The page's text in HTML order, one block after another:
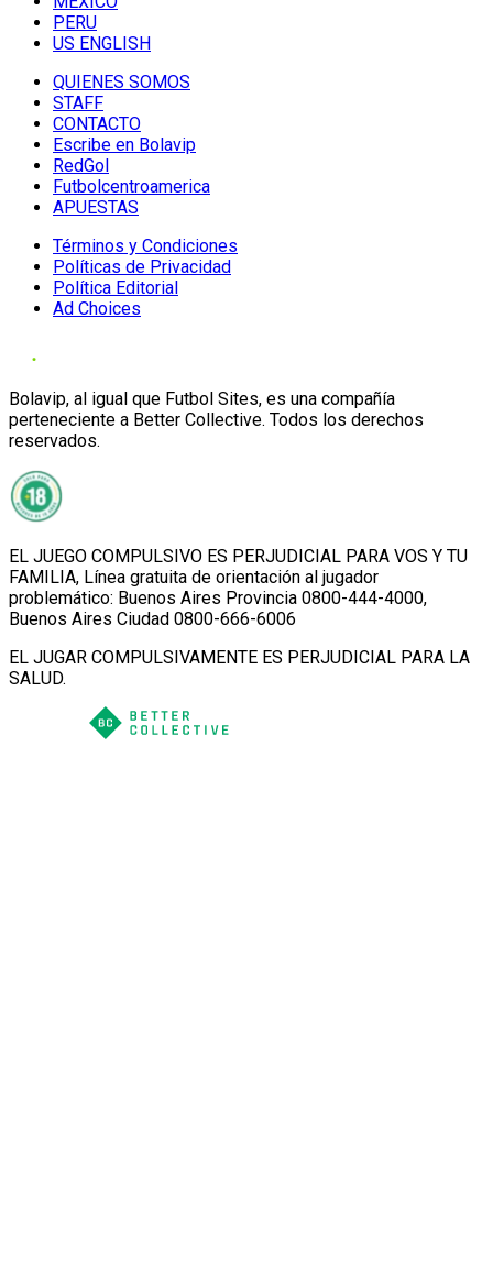
PERU
US ENGLISH
QUIENES SOMOS
STAFF
CONTACTO
Escribe en Bolavip
RedGol
Futbolcentroamerica
APUESTAS
Términos y Condiciones
Políticas de Privacidad
Política Editorial
Ad Choices
Bolavip, al igual que Futbol Sites, es una compañía
perteneciente a Better Collective. Todos los derechos
reservados.
EL JUEGO COMPULSIVO ES PERJUDICIAL PARA VOS Y TU
FAMILIA, Línea gratuita de orientación al jugador
problemático: Buenos Aires Provincia 0800-444-4000,
Buenos Aires Ciudad 0800-666-6006
EL JUGAR COMPULSIVAMENTE ES PERJUDICIAL PARA LA
SALUD.